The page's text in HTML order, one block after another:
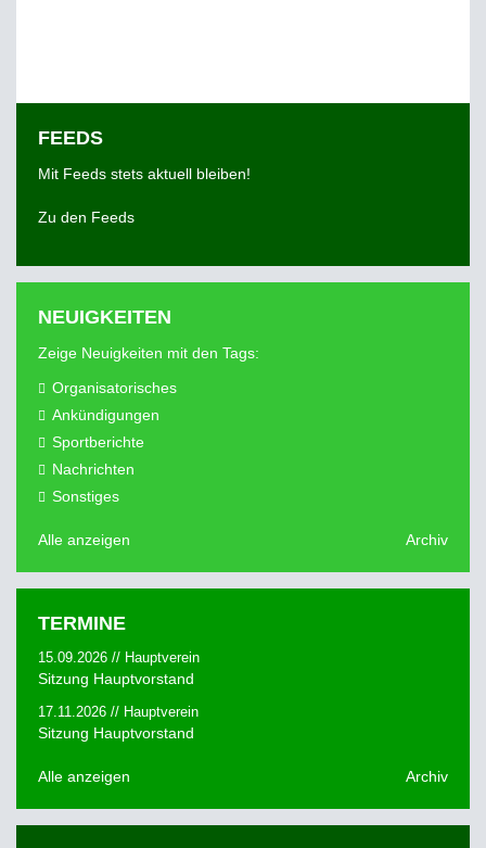
FEEDS
Mit Feeds stets aktuell bleiben!
Zu den Feeds
NEUIGKEITEN
Zeige Neuigkeiten mit den Tags:
Organisatorisches
Ankündigungen
Sportberichte
Nachrichten
Sonstiges
Alle anzeigen Archiv
TERMINE
15.09.2026 // Hauptverein
Sitzung Hauptvorstand
17.11.2026 // Hauptverein
Sitzung Hauptvorstand
Alle anzeigen Archiv